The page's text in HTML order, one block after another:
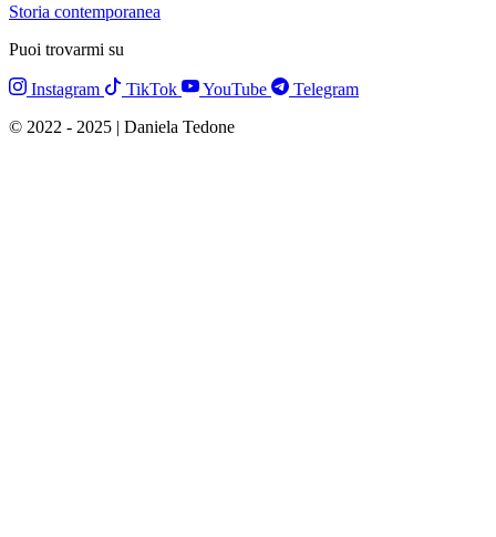
Storia contemporanea
Puoi trovarmi su
Instagram TikTok YouTube
Telegram
© 2022 - 2025 | Daniela Tedone